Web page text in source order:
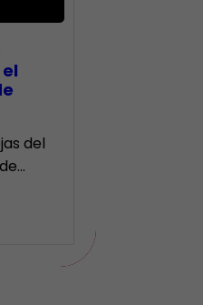
del